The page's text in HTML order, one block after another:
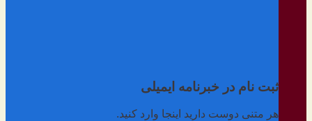
ثبت نام در خبرنامه ایمیلی
هر متنی دوست دارید اینجا وارد کنید.